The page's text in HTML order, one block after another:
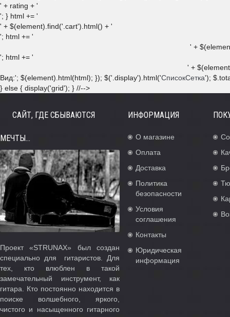
' + rating + '
'; } html += '
' + $(element).find('.cart').html() + '
'; html += '
' +
'; html += '
' +
'; $(element).html(html); }); $('.display').html('
Вид: СписокСетка');
} else { display('grid'); } //-->
САЙТ, ГДЕ СБЫВАЮТСЯ
МЕЧТЫ...
Проект «STRUNAX» был создан
специально для гитаристов. Для
тех, кто влюблен в такой
замечательный инструмент, как
гитара. Кто постоянно находится в
поиске волшебного, яркого,
чистого и насыщенного гитарного
ИНФОРМАЦИЯ
О магазине
Оплата
Доставка
Политика
безопасности
Условия
соглашения
Контакты
Юридическая
информация